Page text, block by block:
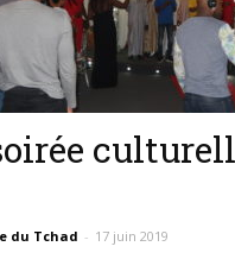
du Tchad - 17 juin 2019